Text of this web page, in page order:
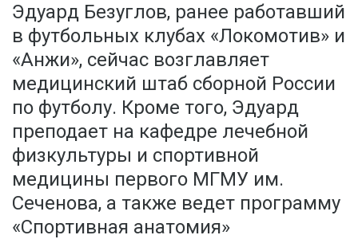
Эдуард Безуглов, ранее работавший
в футбольных клубах «Локомотив» и
«Анжи», сейчас возглавляет
медицинский штаб сборной России
по футболу. Кроме того, Эдуард
преподает на кафедре лечебной
физкультуры и спортивной
медицины первого МГМУ им.
Сеченова, а также ведет программу
«Спортивная анатомия»